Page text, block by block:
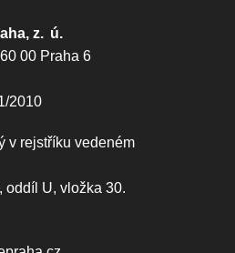
z. ú.
00 Praha 6
2010
v rejstříku vedeném
oddíl U, vložka 30.